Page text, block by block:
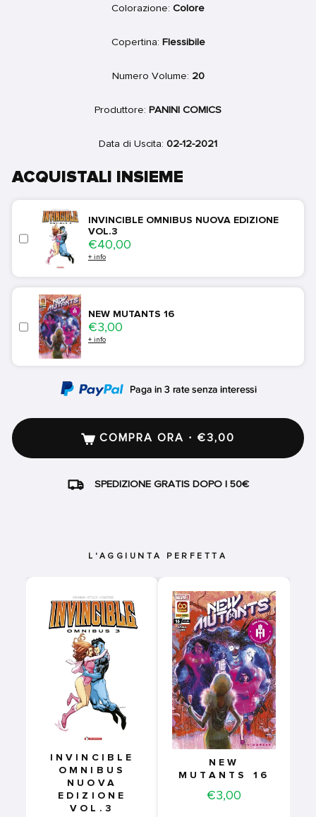
Colorazione: Colore
Copertina: Flessibile
Numero Volume: 20
Produttore: PANINI COMICS
Data di Uscita: 02-12-2021
ACQUISTALI INSIEME
INVINCIBLE OMNIBUS NUOVA EDIZIONE
VOL.3
Price
€40,00
+ info
NEW MUTANTS 16
Price
€3,00
+ info
COMPRA ORA · €3,00
SPEDIZIONE GRATIS DOPO I 50€
L'AGGIUNTA PERFETTA
INVINCIBLE
OMNIBUS
NUOVA
EDIZIONE
VOL.3
NEW
MUTANTS 16
Price
€3,00